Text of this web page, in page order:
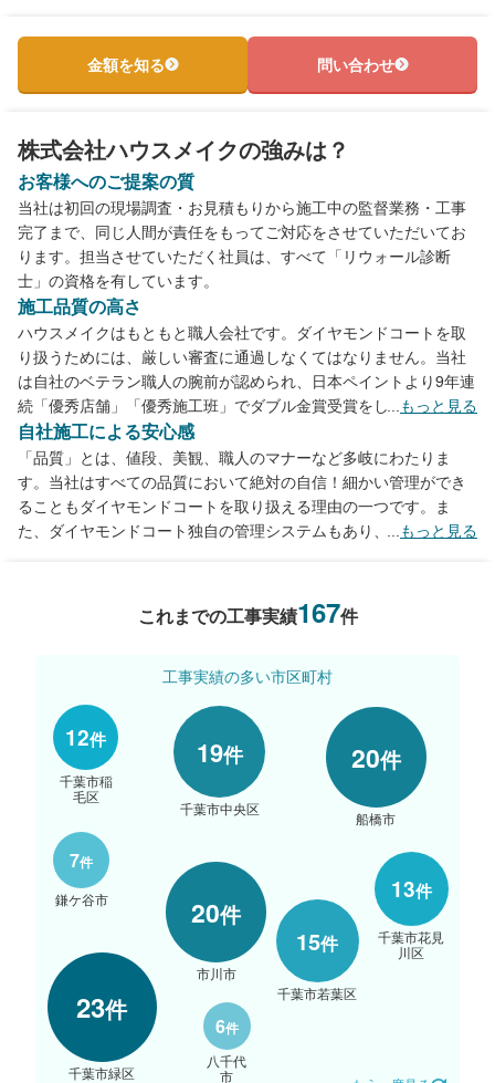
金額を知る 問い合わせ
株式会社ハウスメイクの強みは？
お客様へのご提案の質
当社は初回の現場調査・お見積もりから施工中の監督業務・工事
完了まで、同じ人間が責任をもってご対応をさせていただいてお
ります。担当させていただく社員は、すべて「リウォール診断
士」の資格を有しています。
施工品質の高さ
ハウスメイクはもともと職人会社です。ダイヤモンドコートを取
り扱うためには、厳しい審査に通過しなくてはなりません。当社
は自社のベテラン職人の腕前が認められ、日本ペイントより9年連
続「優秀店舗」「優秀施工班」でダブル金賞受賞をしています。
これはダイヤモンドコートを取り扱える選ばれた塗装店の中でも
他になく、日本全国の塗装店に目標とされる企業であることの証
に他なりません。塗装の腕前についてはお任せください！
もっと見る
自社施工による安心感
「品質」とは、値段、美観、職人のマナーなど多岐にわたりま
す。当社はすべての品質において絶対の自信！細かい管理ができ
ることもダイヤモンドコートを取り扱える理由の一つです。ま
た、ダイヤモンドコート独自の管理システムもあり、さらに厳し
心して過ごしていただくことが可能なんです。
もっと見る
これまでの工事実績167件
23件
千葉市緑区
20件
市川市
20件
船橋市
19件
千葉市中央区
15件
千葉市若葉区
13件
千葉市花見
川区
12件
千葉市稲
毛区
7件
鎌ケ谷市
6件
八千代
市
工事実績の多い市区町村